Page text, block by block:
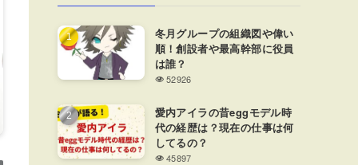
冬月グループの組織図や偉い
順！創設者や最高幹部に役員
は誰？
52926
愛内アイラの昔eggモデル時
代の経歴は？現在の仕事は何
してるの？
45897